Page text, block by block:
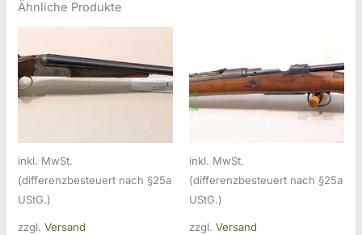
Ähnliche Produkte
inkl. MwSt.
(differenzbesteuert nach §25a
UStG.)
zzgl.Versand
inkl. MwSt.
(differenzbesteuert nach §25a
UStG.)
zzgl. Versand